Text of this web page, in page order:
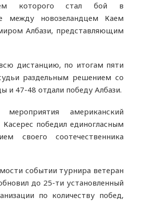
которого стал бой в
между новозеландцем Каем
Албази, представляющим
дистанцию, по итогам пяти
раздельным решением со
и 47-48 отдали победу Албази.
американский
Касерес победил единогласным
своего соотечественника
событии турнира ветеран
до 25-ти установленный
по количеству побед,